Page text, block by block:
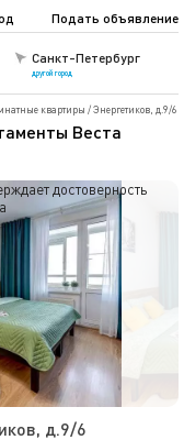
Санкт-Петербург
другой город
Подать объявление
квартиры /Энергетиков, д.9/6
Веста
д.9/6